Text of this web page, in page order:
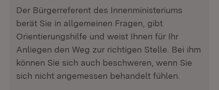
Der Bürgerreferent des Innenministeriums
berät Sie in allgemeinen Fragen, gibt
Orientierungshilfe und weist Ihnen für Ihr
Anliegen den Weg zur richtigen Stelle. Bei ihm
können Sie sich auch beschweren, wenn Sie
sich nicht angemessen behandelt fühlen.